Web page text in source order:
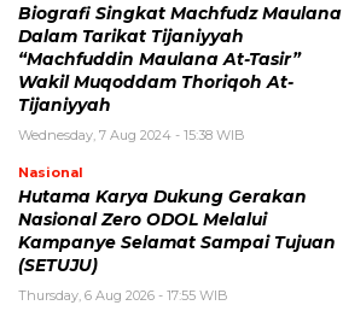
Biografi Singkat Machfudz Maulana
Dalam Tarikat Tijaniyyah
“Machfuddin Maulana At-Tasir”
Wakil Muqoddam Thoriqoh At-
Tijaniyyah
Wednesday, 7 Aug 2024 - 15:38 WIB
Nasional
Hutama Karya Dukung Gerakan
Nasional Zero ODOL Melalui
Kampanye Selamat Sampai Tujuan
(SETUJU)
Thursday, 6 Aug 2026 - 17:55 WIB